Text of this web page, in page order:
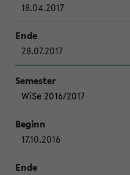
18.04.2017
28.07.2017
WiSe 2016/2017
17.10.2016